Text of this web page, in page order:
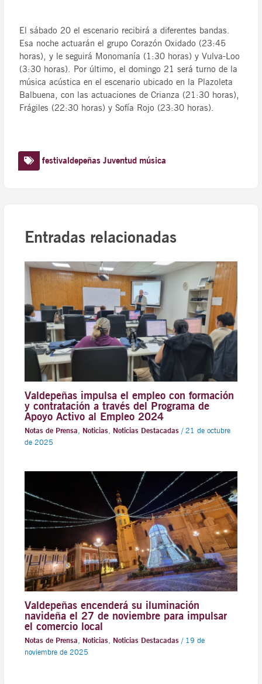
El sábado 20 el escenario recibirá a diferentes bandas.
Esa noche actuarán el grupo Corazón Oxidado (23:45
horas), y le seguirá Monomanía (1:30 horas) y Vulva-Loo
(3:30 horas). Por último, el domingo 21 será turno de la
música acústica en el escenario ubicado en la Plazoleta
Balbuena, con las actuaciones de Crianza (21:30 horas),
Frágiles (22:30 horas) y Sofía Rojo (23:30 horas).
festivaldepeñas Juventud música
Entradas relacionadas
Valdepeñas impulsa el empleo con formación
y contratación a través del Programa de
Apoyo Activo al Empleo 2024
Notas de Prensa Noticias, Noticias Destacadas/ 21 de octubre
de 2025
Valdepeñas encenderá su iluminación
navideña el 27 de noviembre para impulsar
el comercio local
Notas de Prensa Noticias, Noticias Destacadas/ 19 de
noviembre de 2025